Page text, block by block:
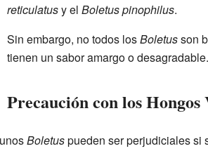
reticulatusy el Boletus pinophilus.
Sin embargo, no todos losBoletusson
tienen un sabor amargo o desagradable.
Precaución con los Hongos
Boletuspueden ser perjudiciales si